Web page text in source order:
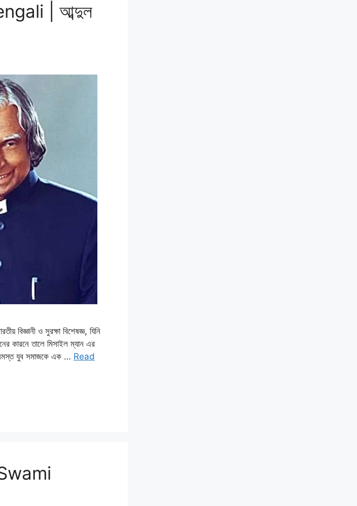
| আব্দুল
ও সুরক্ষা বিশেষজ্ঞ, যিনি
কারনে তালে মিসাইল ম্যান এর
সমস্ত যুব সমাজকে এক … Read
Swami